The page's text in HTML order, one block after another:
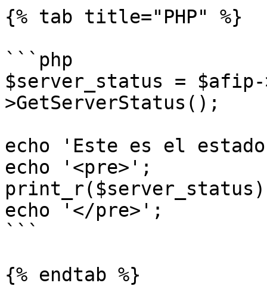
{% tab title="PHP" %}
```php
$server_status = $afip-
>GetServerStatus();
echo 'Este es el
echo '<pre>';
echo '</pre>';
```
{% endtab %}